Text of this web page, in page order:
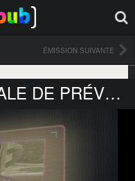
ÉMISSION SUIVANTE
LA JOURNÉE MONDIALE DE PRÉVENTION CONTRE LE SUICIDE